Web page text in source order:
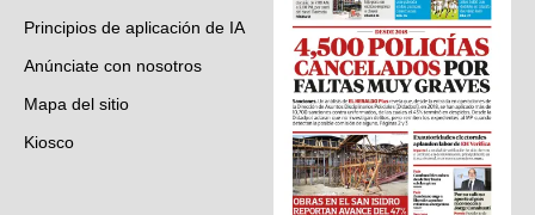
Principios de aplicación de IA
Anúnciate con nosotros
Mapa del sitio
Kiosco